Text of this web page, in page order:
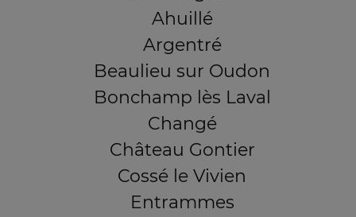
Ahuillé
Argentré
Beaulieu sur Oudon
Bonchamp lès Laval
Changé
Château Gontier
Cossé le Vivien
Entrammes